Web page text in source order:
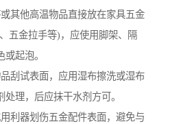
其他高温物品直接放在家具五金
五金拉手等)，应使用脚架、隔
起泡。
刮试表面，应用湿布擦洗或湿布
理，后应抹干水剂方可。
利器划伤五金配件表面，避免与